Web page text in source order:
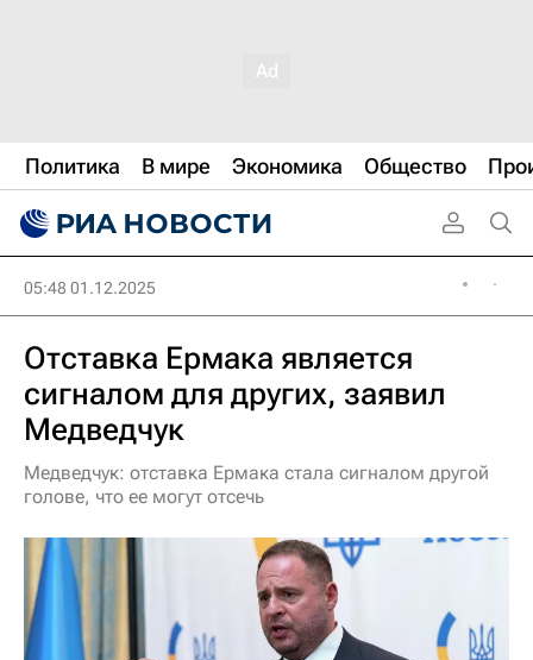
Политика В мире Экономика Общество
05:48 01.12.2025
Отставка Ермака является
сигналом для других, заявил
Медведчук
Медведчук: отставка Ермака стала сигналом другой
голове, что ее могут отсечь